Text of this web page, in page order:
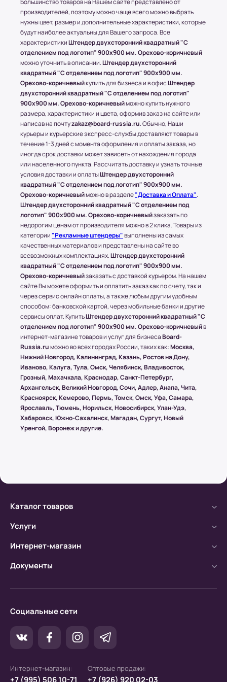
рублей в зависимости от месторасположения
конечного пункта.
* За расчетом точной стоимости доставки
обращайтесь к менеджеру по телефону: +7 (977)
790 85-84 (Даниил)
Транспортные Компании (ТК). Доставка в
соседние регионы и города России.
Доставка в другие области и города
осуществляется через любые ТК (Транспортные
компании), которые будут удобны клиенту.
С соседними регионами (кроме Москвы и МО) и
другими городами России компания Board-
Russia.ru работает по 100% предоплате.
Самые популярные Транспортные Компании:
ПЭК, СДЭК.
* Доставку, Наши клиенты оплачивают при
получении.
Доставка товара до пункта ТК по Москве
осуществляется бесплатно, при учете, что вес
всего заказа не превышает 15 кг или размером
1500х1000 (мм.).
(!) Все товары защищены от внешнего
воздействия посредством специальной
упаковки.
Условия оплаты в интернет-
супермаркете Board-Russia.ru
Наличный расчет
Клиент может оплатить заказ после получения
товара от курьера. По запросу клиента
высылается онлайн-чек или выдается печатный
(заранее необходимо предупредить о печатной
производителей, поэтому можно чаще всего можно выбрать
нужны цвет, размер и дополнительные характеристики, которые
будут наиболее актуальны для Вашего запроса. Все
характеристикиШтендер двухсторонний квадратный "С
отделением под логотип" 900x900 мм. Орехово-коричневый
можно уточнить в описании.Штендер двухсторонний
квадратный "С отделением под логотип" 900x900 мм.
Орехово-коричневыйкупить для бизнеса и в офисШтендер
двухсторонний квадратный "С отделением под логотип"
900x900 мм. Орехово-коричневыйможно купить нужного
размера, характеристики и цвета, оформив заказ на сайте или
написав на почтуzakaz@board-russia.ru. Обычно, Наши
курьеры и курьерские экспресс-службы доставляют товары в
течение 1-3 дней с момента оформления и оплаты заказа, но
иногда срок доставки может зависеть от нахождения города
или населенного пункта. Рассчитать доставку и узнать точные
условия доставки и оплатыШтендер двухсторонний
квадратный "С отделением под логотип" 900x900 мм.
Орехово-коричневыйможно в разделе"Доставка и Оплата".
Штендер двухсторонний квадратный "С отделением под
логотип" 900x900 мм. Орехово-коричневыйзаказать по
недорогим ценам от производителя можно в 2 клика. Товары из
категории"Рекламные штендеры"выполнены из самых
качественных материалов и представлены на сайте во
всевозможных комплектациях.Штендер двухсторонний
квадратный "С отделением под логотип" 900x900 мм.
Орехово-коричневыйзаказать с доставкой курьером. На нашем
сайте Вы можете оформить и оплатить заказ как по счету, так и
через сервис онлайн оплаты, а также любым другим удобным
способом: банковской картой, через мобильные банки и другие
сервисы оплат. КупитьШтендер двухсторонний квадратный "С
отделением под логотип" 900x900 мм. Орехово-коричневыйв
интернет-магазине товаров и услуг для бизнесаBoard-
Russia.ruможно во всех городах России, таких как:Москва,
Нижний Новгород, Калининград, Казань, Ростов на Дону,
Иваново, Калуга, Тула, Омск, Челябинск, Владивосток,
Грозный, Махачкала, Краснодар, Санкт-Петербург,
Архангельск, Великий Новгород, Сочи, Адлер, Анапа, Чита,
Красноярск, Кемерово, Пермь, Томск, Омск, Уфа, Самара,
Ярославль, Тюмень, Норильск, Новосибирск, Улан-Удэ,
Хабаровск, Южно-Сахалинск, Магадан, Сургут, Новый
Уренгой, Воронеж и другие.
Каталог товаров
Услуги
Интернет-магазин
Документы
Социальные сети
Интернет-магазин:
+7 (995) 506 10-71
Оптовые продажи:
+7 (926) 920 02-03